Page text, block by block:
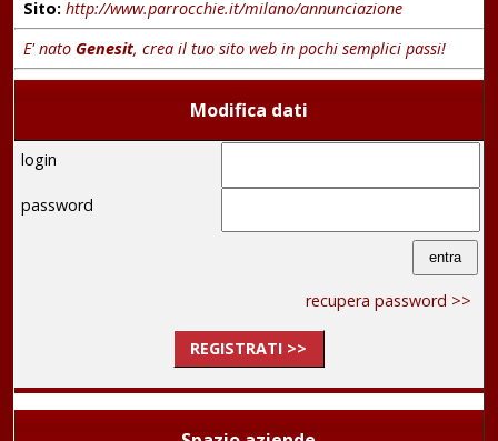
Sito: http://www.parrocchie.it/milano/annunciazione
E' nato Genesit, crea il tuo sito web in pochi semplici passi!
Modifica dati
login
password
recupera password >>
REGISTRATI >>